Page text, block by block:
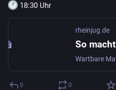
18:30 Uhr
rheinjug.de
0 0